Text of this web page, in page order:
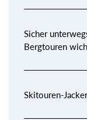
Sicher
Bergtouren
Skitouren-